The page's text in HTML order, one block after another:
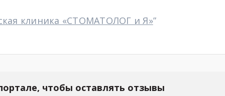
клиника «СТОМАТОЛОГ и Я»”
чтобы оставлять отзывы